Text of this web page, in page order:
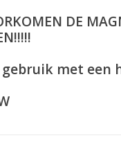
DE
met een